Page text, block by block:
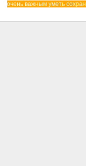
очень важным уметь сохран